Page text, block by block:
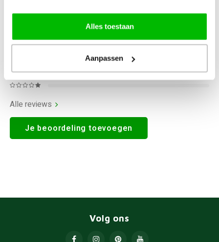
Alles toestaan
Aanpassen
Alle reviews
Je beoordeling toevoegen
Volg ons